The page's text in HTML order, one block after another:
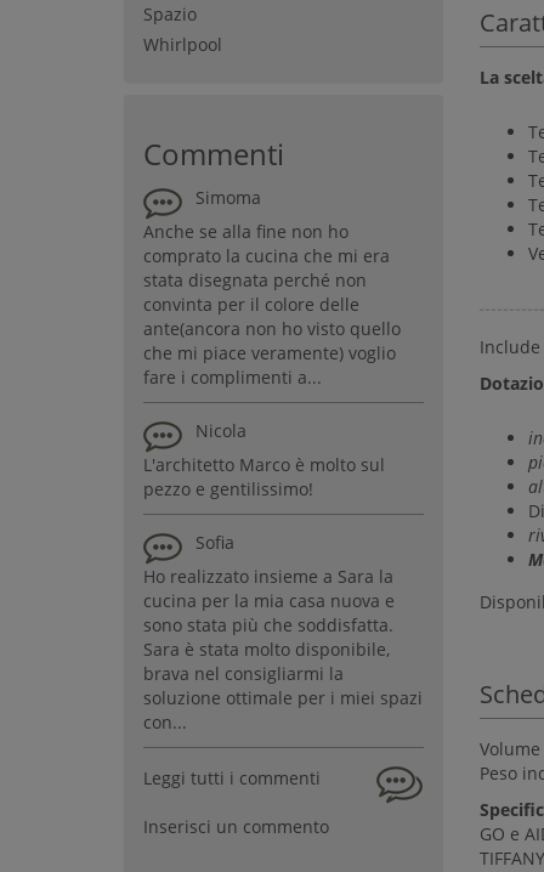
La
Peso
GO e
Spazio
Whirlpool
Commenti
Simoma
Anche se alla fine non ho
comprato la cucina che mi era
stata disegnata perché non
convinta per il colore delle
ante(ancora non ho visto quello
che mi piace veramente) voglio
fare i complimenti a...
Nicola
L'architetto Marco è molto sul
pezzo e gentilissimo!
Sofia
Ho realizzato insieme a Sara la
cucina per la mia casa nuova e
sono stata più che soddisfatta.
Sara è stata molto disponibile,
brava nel consigliarmi la
soluzione ottimale per i miei spazi
con...
Leggi tutti i commenti
Inserisci un commento